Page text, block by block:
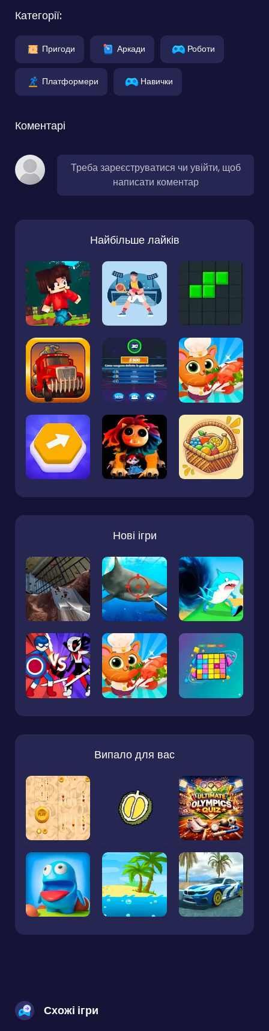
Категорії:
Пригоди Аркади Роботи
Платформери Навички
Коментарі
Треба зареєструватися чи увійти, щоб
написати коментар
Найбільше лайків
Нові ігри
Випало для вас
Схожі ігри